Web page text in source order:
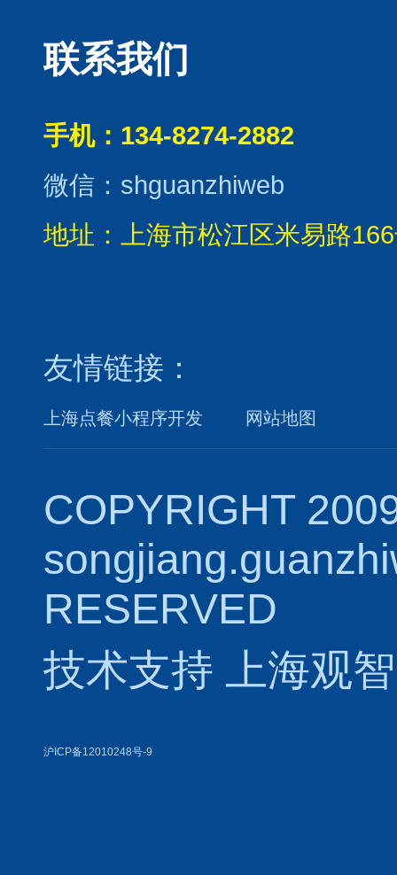
联系我们
手机：134-8274-2882
微信：shguanzhiweb
地址：上海市松江区米易路
友情链接：
上海点餐小程序开发 网站地图
COPYRIGHT
RESERVED
技术支持
上海观
沪ICP备12010248号-9